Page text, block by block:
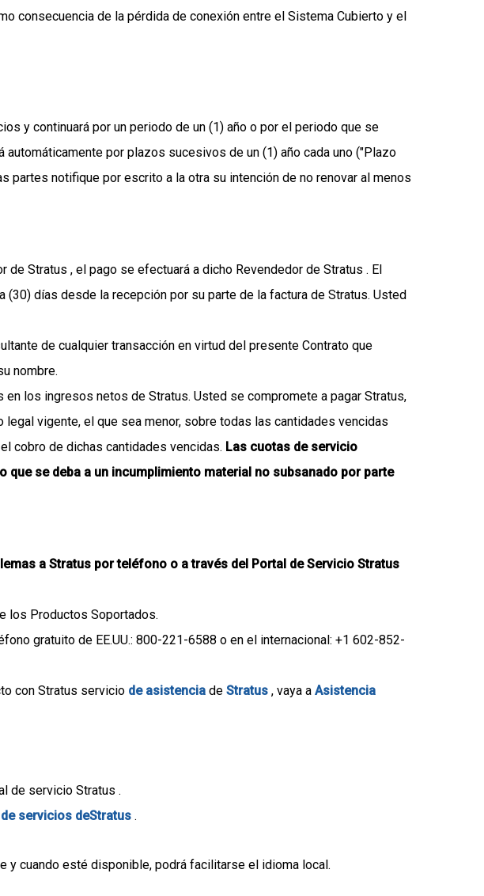
consecuencia de la pérdida de conexión entre el Sistema Cubierto y el
y continuará por un periodo de un (1) año o por el periodo que se
por plazos sucesivos de un (1) año cada uno ("Plazo
partes notifique por escrito a la otra su intención de no renovar al menos
Stratus , el pago se efectuará a dicho Revendedor de Stratus . El
días desde la recepción por su parte de la factura de Stratus. Usted
de cualquier transacción en virtud del presente Contrato que
nombre.
los ingresos netos de Stratus. Usted se compromete a pagar Stratus,
vigente, el que sea menor, sobre todas las cantidades vencidas
cobro de dichas cantidades vencidas. Las cuotas de servicio
se deba a un incumplimiento material no subsanado por parte
a Stratus por teléfono o a través del Portal de Servicio Stratus
los Productos Soportados.
gratuito de EE.UU.: 800-221-6588 o en el internacional: +1 602-852-
con Stratus servicio de asistencia deStratus, vaya aAsistencia
de servicio Stratus .
servicios deStratus.
y cuando esté disponible, podrá facilitarse el idioma local.